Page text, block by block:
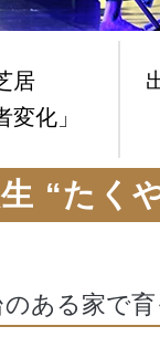
居
変化」
“たく
のある家で